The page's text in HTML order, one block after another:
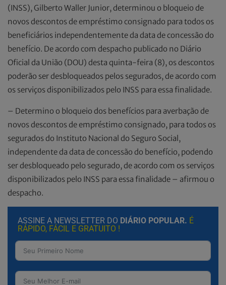
(INSS), Gilberto Waller Junior, determinou o bloqueio de
novos descontos de empréstimo consignado para todos os
beneficiários independentemente da data de concessão do
benefício. De acordo com despacho publicado no Diário
Oficial da União (DOU) desta quinta-feira (8), os descontos
poderão ser desbloqueados pelos segurados, de acordo com
os serviços disponibilizados pelo INSS para essa finalidade.
– Determino o bloqueio dos benefícios para averbação de
novos descontos de empréstimo consignado, para todos os
segurados do Instituto Nacional do Seguro Social,
independente da data de concessão do benefício, podendo
ser desbloqueado pelo segurado, de acordo com os serviços
disponibilizados pelo INSS para essa finalidade – afirmou o
despacho.
ASSINE A NEWSLETTER DO DIÁRIO POPULAR. É
RÁPIDO, FÁCIL E GRATUITO !